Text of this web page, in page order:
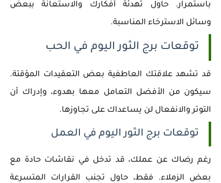
باستمرار. حاول تهدئة أفكارك والاستعانة ببعض
وسائل الاسترخاء المناسبة.
توقعات برج الثور اليوم في الحب
قد تشهد علاقتك العاطفية بعض التعقيدات المؤقتة.
سيكون من الأفضل التعامل معها بهدوء، وإدراك أن
التوتر والانفعال لن يساعداك على تجاوزها.
توقعات برج الثور اليوم في العمل
رغم رضاك عن عملك، قد تدخل في نقاشات حادة مع
بعض الزملاء. فقط، حاول تجنب القرارات المتسرعة